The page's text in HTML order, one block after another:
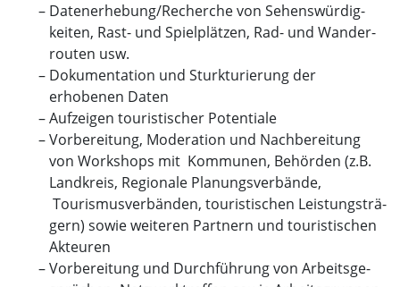
Datenerhebung/Recherche von Sehenswürdig-
keiten, Rast- und Spielplätzen, Rad- und Wander-
routen usw.
Dokumentation und Sturkturierung der
erhobenen Daten
Aufzeigen touristischer Potentiale
Vorbereitung, Moderation und Nachbereitung
von Workshops mit Kommunen, Behörden (z.B.
Landkreis, Regionale Planungsverbände,
Tourismusverbänden, touristischen Leistungsträ-
gern) sowie weiteren Partnern und touristischen
Akteuren
Vorbereitung und Durchführung von Arbeitsge-